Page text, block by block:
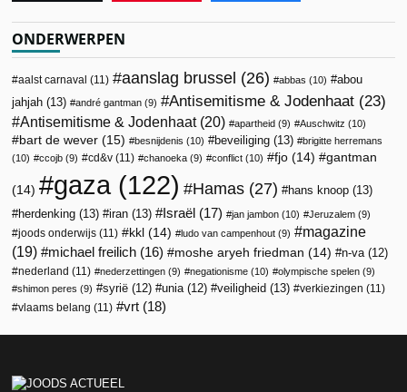
ONDERWERPEN
aalst carnaval (11) aanslag brussel (26) abbas (10)
abou
jahjah (13) andré gantman (9) Antisemitisme & Jodenhaat (23)
Antisemitisme & Jodenhaat(20) apartheid (9) Auschwitz (10)
bart de wever (15) besnijdenis (10) beveiliging (13)
brigitte herremans
(10)
ccojb (9) cd&v (11) chanoeka (9) conflict (10) fjo (14) gantman
(14) gaza (122) Hamas (27) hans knoop (13)
herdenking (13) iran (13) Israël (17) jan jambon (10) Jeruzalem (9)
joods onderwijs (11) kkl (14) ludo van campenhout (9)
magazine
(19)
michael freilich (16) moshe aryeh friedman (14) n-va (12)
nederland (11) nederzettingen (9) negationisme (10) olympische spelen (9)
shimon peres (9) syrië (12) unia (12) veiligheid (13) verkiezingen (11)
vlaams belang (11) vrt (18)